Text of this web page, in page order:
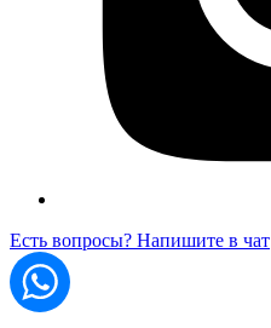
Есть вопросы? Напишите в чат